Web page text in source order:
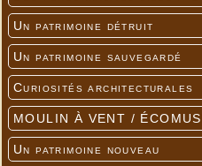
Un patrimoine détruit
Un patrimoine sauvegardé
Curiosités architecturales
MOULIN À VENT /
Un patrimoine nouveau